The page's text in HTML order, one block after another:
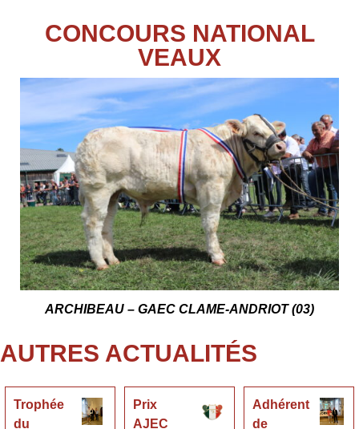
CONCOURS NATIONAL
VEAUX
ARCHIBEAU – GAEC CLAME-ANDRIOT (03)
AUTRES ACTUALITÉS
Trophée
du
Prix
AJEC
Adhérent
de